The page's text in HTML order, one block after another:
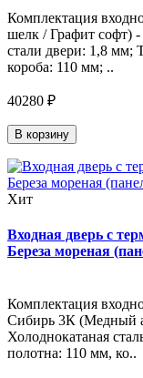
Комплектация
шелк / Графит софт)
стали двери: 1,8 мм;
короба: 110 мм; ..
40280 ₽
В корзину
Хит
Входная дверь с
Береза мореная
Комплектация
Сибирь 3К (Медный
Холоднокатаная
полотна: 110 мм, ко..